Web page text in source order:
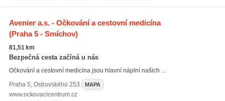
Avenier a.s. - Očkování a cestovní medicína
(Praha 5 - Smíchov)
81,51 km
Bezpečná cesta začíná u nás
Očkování a cestovní medicína jsou hlavní náplní našich ...
Praha 5, Ostrovského 253 MAPA
www.ockovacicentrum.cz